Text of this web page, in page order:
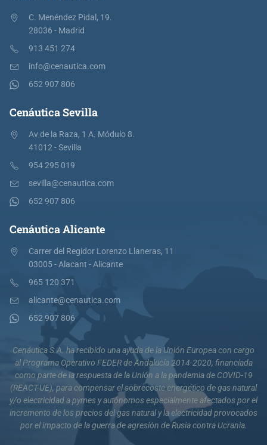
C. Menéndez Pidal, 19.
28036 - Madrid
913 451 274
info@cenautica.com
652 907 806
Cenáutica Sevilla
Av de la Raza, 1 A. Módulo 8.
41012 - Sevilla
954 295 019
sevilla@cenautica.com
652 907 806
Cenáutica Alicante
Carrer del Regidor Lorenzo Llaneras, 11
03005 - Alacant - Alicante
965 120 371
alicante@cenautica.com
652 907 806
Cenáutica S.A. ha recibido una ayuda de la Unión Europea con cargo
al Programa Operativo FEDER de Andalucía 2014-2020, financiada
como parte de la respuesta de la Unión a la pandemia de COVID-19
(REACT-UE), para compensar el sobrecoste energético de gas natural
y/o electricidad a pymes y autónomos especialmente afectados por el
incremento de los precios del gas natural y la electricidad provocados
por el impacto de la guerra de agresión de Rusia contra Ucrania.